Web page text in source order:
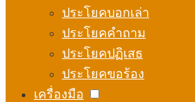
ประโยคบอกเล่า
ประโยคคำถาม
ประโยคปฏิเสธ
ประโยคขอร้อง
เครื่องมือ